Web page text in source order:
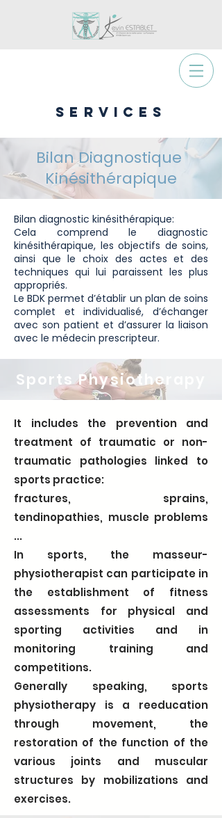
SERVICES
Bilan Diagnostique
Kinésithérapique
Bilan diagnostic kinésithérapique:
Cela comprend le diagnostic
kinésithérapique, les objectifs de soins,
ainsi que le choix des actes et des
techniques qui lui paraissent les plus
appropriés.
Le BDK permet d’établir un plan de soins
complet et individualisé, d’échanger
avec son patient et d’assurer la liaison
avec le médecin prescripteur.​
Sports Physiotherapy
It includes the prevention and
treatment of traumatic or non-
traumatic pathologies linked to
sports practice:
fractures, sprains,
tendinopathies, muscle problems
...
In sports, the masseur-
physiotherapist can participate in
the establishment of fitness
assessments for physical and
sporting activities and in
monitoring training and
competitions.
Generally speaking, sports
physiotherapy is a reeducation
through movement, the
restoration of the function of the
various joints and muscular
structures by mobilizations and
exercises.